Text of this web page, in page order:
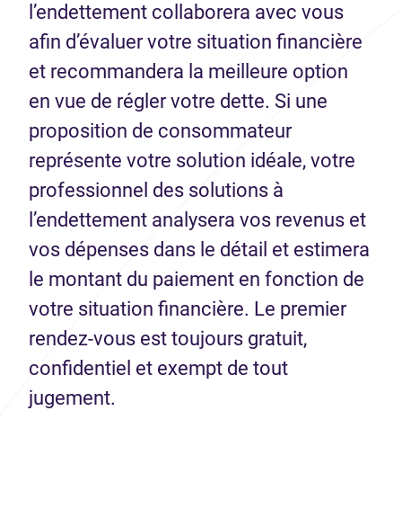
l’endettement collaborera avec vous
afin d’évaluer votre situation financière
et recommandera la meilleure option
en vue de régler votre dette. Si une
proposition de consommateur
représente votre solution idéale, votre
professionnel des solutions à
l’endettement analysera vos revenus et
vos dépenses dans le détail et estimera
le montant du paiement en fonction de
votre situation financière. Le premier
rendez-vous est toujours gratuit,
confidentiel et exempt de tout
jugement.